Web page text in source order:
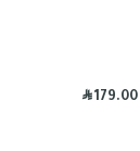
R179.00